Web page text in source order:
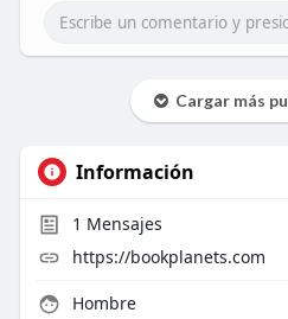
Cargar más
Información
1 Mensajes
https://bookplanets.com
Hombre